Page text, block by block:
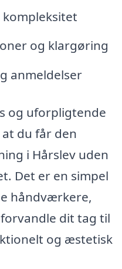
og klargøring
anmeldelser
og uforpligtende
du får den
i Hårslev uden
Det er en simpel
håndværkere,
dit tag til
og æstetisk